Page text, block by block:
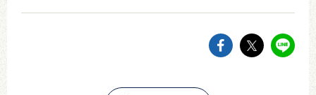
facebookで
twitterで